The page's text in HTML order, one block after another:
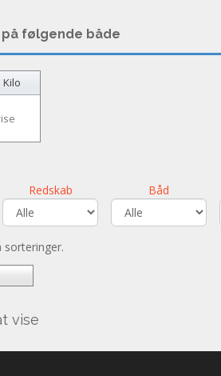
følgende både
Kilo
Redskab Båd
vise